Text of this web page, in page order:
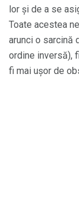
lor și de a se
Toate acestea
arunci o sarcină
ordine inversă),
fi mai ușor de